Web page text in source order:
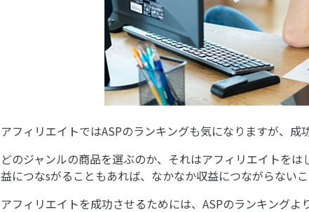
アフィリエイトではASPのランキングも気になりますが、成
どのジャンルの商品を選ぶのか、それはアフィリエイトを
益につなsがることもあれば、なかなか収益につながらないこ
アフィリエイトを成功させるためには、ASPのランキングよ